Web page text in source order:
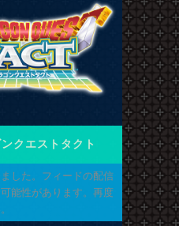
ンクエストタクト
した。フィードの配信
能性があります。再度